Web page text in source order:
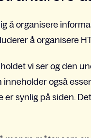
å organisere
å organisere
vi ser og den
inneholder også
er synlig på siden.